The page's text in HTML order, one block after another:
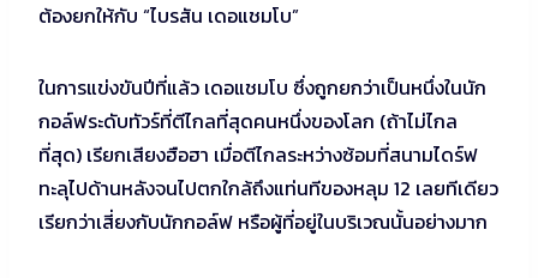
ต้องยกให้กับ “ไบรสัน เดอแชมโบ”
ในการแข่งขันปีที่แล้ว เดอแชมโบ ซึ่งถูกยกว่าเป็นหนึ่งในนัก
กอล์ฟระดับทัวร์ที่ตีไกลที่สุดคนหนึ่งของโลก (ถ้าไม่ไกล
ที่สุด) เรียกเสียงฮือฮา เมื่อตีไกลระหว่างซ้อมที่สนามไดร์ฟ
ทะลุไปด้านหลังจนไปตกใกล้ถึงแท่นทีของหลุม 12 เลยทีเดียว
เรียกว่าเสี่ยงกับนักกอล์ฟ หรือผู้ที่อยู่ในบริเวณนั้นอย่างมาก